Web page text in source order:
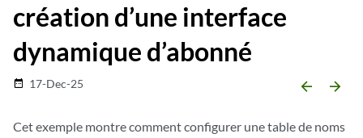
création d’une interface
dynamique d’abonné
date_range 17-Dec-25 arrow_backward arrow_forward
Cet exemple montre comment configurer une table de noms